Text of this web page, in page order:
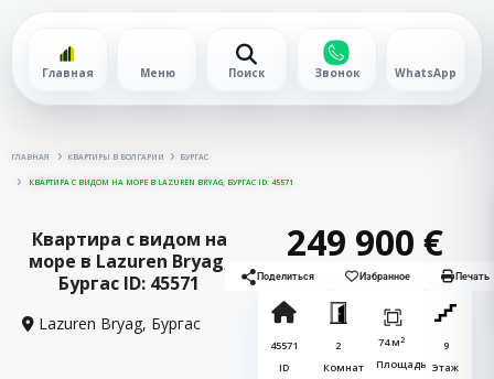
Главная Меню Поиск Звонок WhatsApp
ГЛАВНАЯ КВАРТИРЫ В БОЛГАРИИ БУРГАС
КВАРТИРА С ВИДОМ НА МОРЕ В LAZUREN BRYAG, БУРГАС ID: 45571
Квартира с видом на
море в Lazuren Bryag,
Бургас ID: 45571
Lazuren Bryag, Бургас
249 900 €
Поделиться Избранное Печать
45571
ID
2
Комнат
74 м2
Площадь
9
Этаж